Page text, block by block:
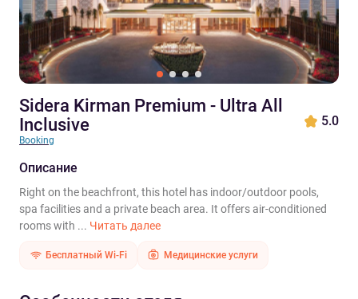
Sidera Kirman Premium - Ultra All
Inclusive
Booking
5.0
Описание
Right on the beachfront, this hotel has indoor/outdoor pools,
spa facilities and a private beach area. It offers air-conditioned
rooms with ... Читать далее
Бесплатный Wi-Fi Медицинские услуги